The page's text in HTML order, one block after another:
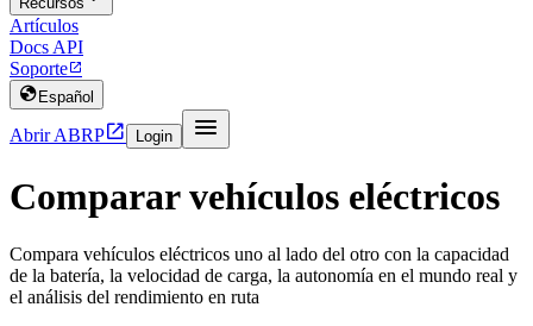
Artículos
Docs API
Soporte
 Español
Abrir ABRP Login 
Comparar vehículos eléctricos
Compara vehículos eléctricos uno al lado del otro con la capacidad
de la batería, la velocidad de carga, la autonomía en el mundo real y
el análisis del rendimiento en ruta